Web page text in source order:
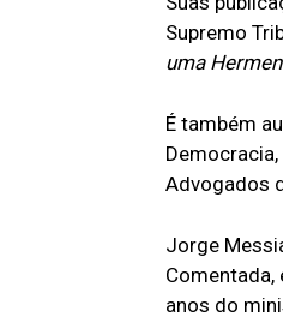
Supremo
uma
É também
Advogados
Jorge
Comentada,
anos do